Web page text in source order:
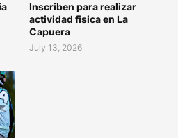
Inscriben para realizar
actividad fisica en La
Capuera
July 13, 2026